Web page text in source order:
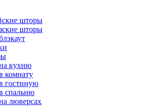
шторы
шторы
кухню
комнату
гостиную
спальню
люверсах